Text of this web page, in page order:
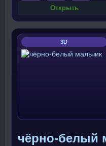
Открыть
3D
чёрно-белый